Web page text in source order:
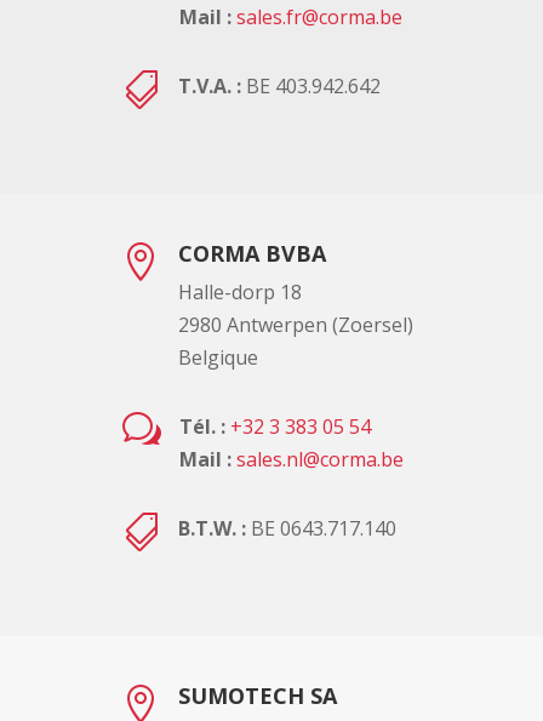
Mail :sales.fr@corma.be
 T.V.A. : BE 403.942.642
 CORMA BVBA
Halle-dorp 18
2980 Antwerpen (Zoersel)
Belgique
w Tél. : +32 3 383 05 54
Mail :sales.nl@corma.be
 B.T.W. : BE 0643.717.140
 SUMOTECH SA